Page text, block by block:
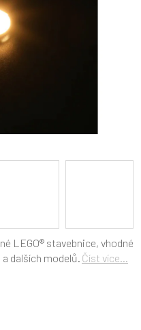
LEGO® stavebnice, vhodné
dalších modelů. Číst více...